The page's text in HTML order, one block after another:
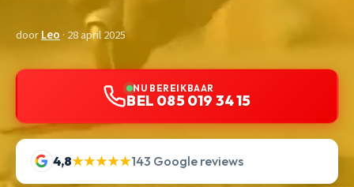
doorLeo · 28 april 2025
NU BEREIKBAAR
BEL 085 019 34 15
4,8★★★★★143 Google reviews